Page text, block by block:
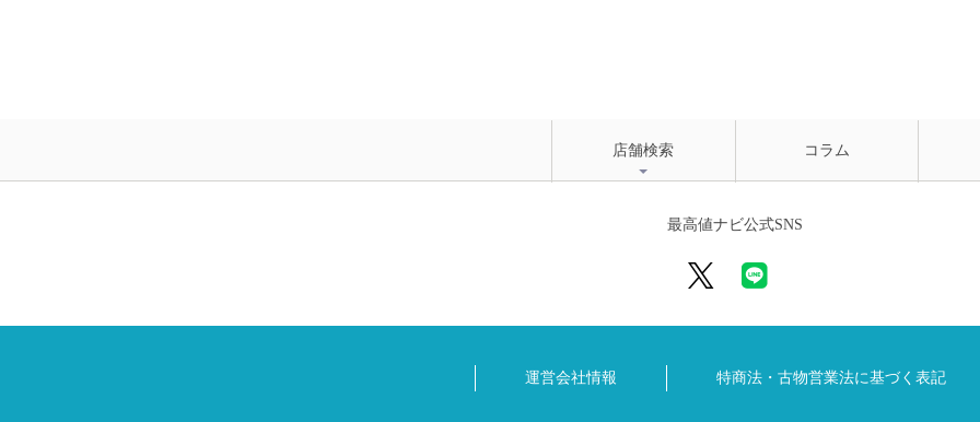
店舗検索 コラム
最高値ナビ公式SNS
運営会社情報 特商法・古物営業法に基づく表記